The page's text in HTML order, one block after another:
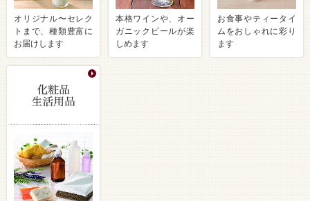
オリジナル〜セレク
トまで、種類豊富に
お届けします
本格ワインや、オー
ガニックビールが楽
しめます
お食事やティータイ
ムをおしゃれに彩り
ます